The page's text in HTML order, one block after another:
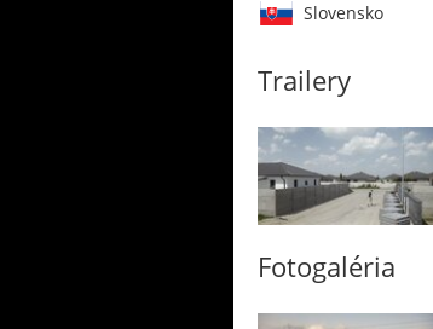
Slovensko
Trailery
Fotogaléria